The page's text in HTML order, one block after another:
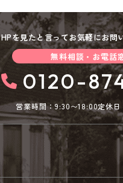
HPを見たと言ってお気軽にお問
無料相談・お電話
0120-
営業時間：9:30〜18:00定休日